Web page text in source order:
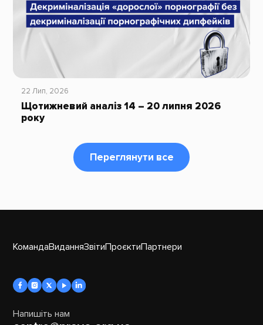
22 Лип, 2026
Щотижневий аналіз 14 – 20 липня 2026
року
Переглянути все
КомандаВиданняЗвітиПроєктиПартнери
Напишіть нам